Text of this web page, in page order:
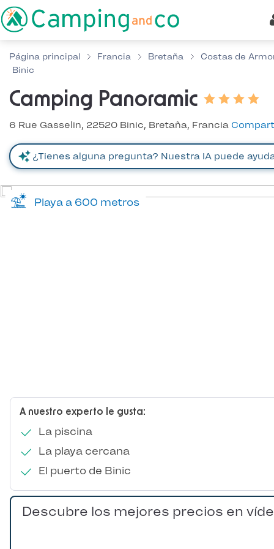
Página principal Francia Bretaña
Costas de
Binic
Camping Panoramic
6 Rue Gasselin, 22520 Binic, Bretaña, Francia
A nuestro experto le gusta:
La piscina
La playa cercana
El puerto de Binic
Playa a 600 metros
Descubre los mejores precios en